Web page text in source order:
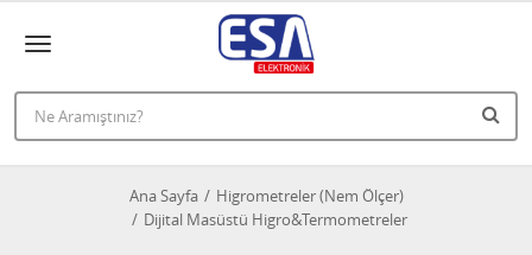
Ana Sayfa
Higrometreler (Nem Ölçer)
Dijital Masüstü Higro&Termometreler